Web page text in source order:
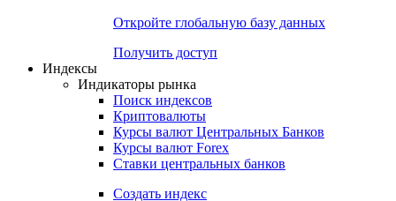
Календарь инвестора
Попробуйте7-дневный
Откройте глобальную базу данных
Получить доступ
Индикаторы рынка
Поиск индексов
Курсы валют Центральных Банков